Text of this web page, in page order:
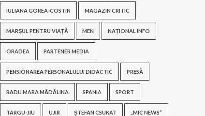
IULIANA GOREA-COSTIN MAGAZIN CRITIC
MARȘUL PENTRU VIAȚĂ MEN NAȚIONAL INFO
ORADEA PARTENER MEDIA
PENSIONAREA PERSONALULUI DIDACTIC PRESĂ
RADU MARA MĂDĂLINA SPANIA SPORT
TÂRGU-JIU UJIR ȘTEFAN CSUKAT „MIC NEWS”